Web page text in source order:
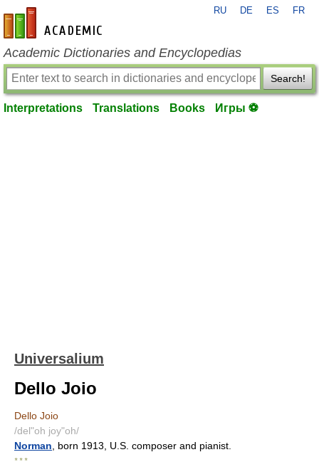
en-academic.com
RU DE ES FR
Academic Dictionaries and Encyclopedias
Search!
Interpretations Translations Books Игры ⚽
Universalium
Dello Joio
Dello Joio
/del"oh joy"oh/
Norman , born 1913, U.S. composer and pianist.
* * *